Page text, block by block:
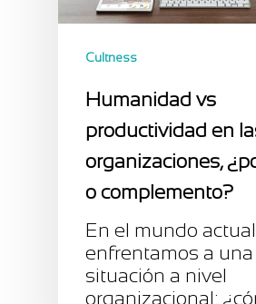
Cultness
Humanidad vs
productividad en
organizaciones,
o complemento?
En el mundo
enfrentamos a una
situación a nivel
organizacional: